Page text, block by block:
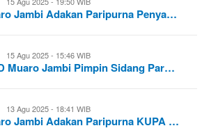
Jambi Adakan Paripurna Penya…
15 Agu 2025 - 15:46 WIB
Muaro Jambi Pimpin Sidang Par…
13 Agu 2025 - 18:41 WIB
Jambi Adakan Paripurna KUPA …